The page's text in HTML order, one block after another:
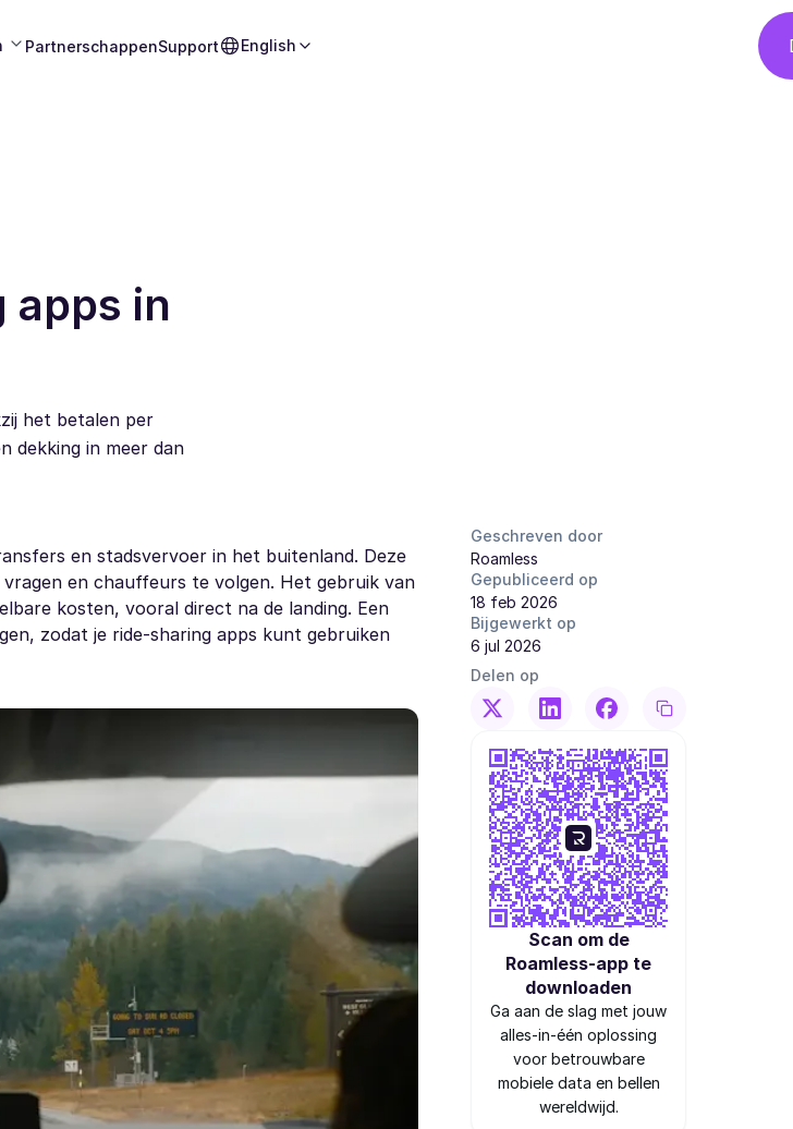
PartnerschappenSupport English
apps in
het betalen per
dekking in meer dan
en stadsvervoer in het buitenland. Deze
en chauffeurs te volgen. Het gebruik van
kosten, vooral direct na de landing. Een
zodat je ride-sharing apps kunt gebruiken
Geschreven door
Roamless
Gepubliceerd op
18 feb 2026
Bijgewerkt op
6 jul 2026
Delen op
Scan om de
Roamless-app te
downloaden
Ga aan de slag met jouw
alles-in-één oplossing
voor betrouwbare
mobiele data en bellen
wereldwijd.